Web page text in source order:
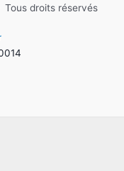
droits réservés